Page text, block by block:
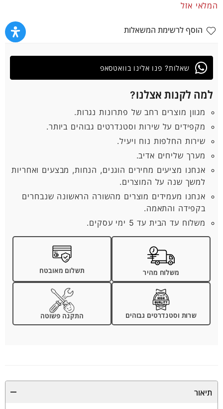
המלאי אזל
הוסף לרשימת המשאלות
למה לקנות אצלנו?
מגוון מוצרים רחב של פתרונות נגרות.
מקפידים על שירות וסטנדרטים גבוהים ביותר.
שירות החלפות נוח ויעיל.
מערך שליחים אדיב.
אנחנו מציעים מחירים הוגנים, הנחות, מבצעים ואחריות
למשך שנה על המוצרים.
אנחנו מעמידים מוצרים מהשורה הראשונה שנבחרים
בקפידה והתאמה.
משלוח עד הבית עד 5 ימי עסקים.
משלוח מהיר תשלום מאובטח
שרות וסטנדרטים גבוהים התקנה פשוטה
שאלות? פנו אלינו בוואטסאפ
תיאור